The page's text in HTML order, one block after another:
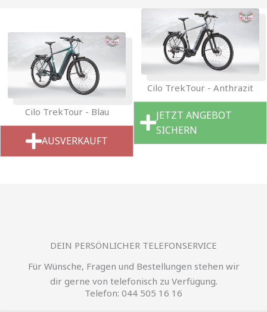
Cilo TrekTour - Blau
AUSVERKAUFT
Cilo TrekTour - Anthrazit
JETZT ANGEBOT
SICHERN
DEIN PERSÖNLICHER TELEFONSERVICE
Für Wünsche, Fragen und Bestellungen stehen wir
dir gerne von telefonisch zu Verfügung.
Telefon: 044 505 16 16